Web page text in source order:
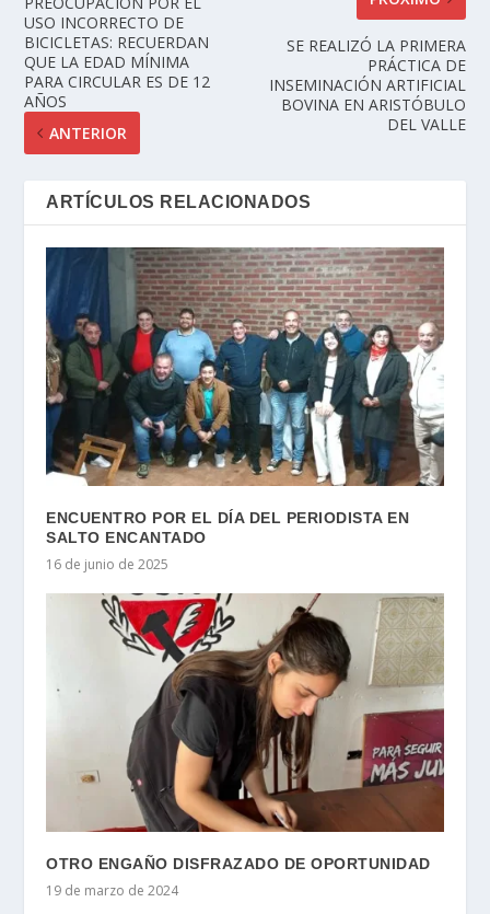
USO INCORRECTO DE
BICICLETAS: RECUERDAN
QUE LA EDAD MÍNIMA
PARA CIRCULAR ES DE 12
AÑOS
ANTERIOR
SE REALIZÓ LA PRIMERA
PRÁCTICA DE
INSEMINACIÓN ARTIFICIAL
BOVINA EN ARISTÓBULO
DEL VALLE
ARTÍCULOS RELACIONADOS
ENCUENTRO POR EL DÍA DEL PERIODISTA EN
SALTO ENCANTADO
16 de junio de 2025
OTRO ENGAÑO DISFRAZADO DE OPORTUNIDAD
19 de marzo de 2024